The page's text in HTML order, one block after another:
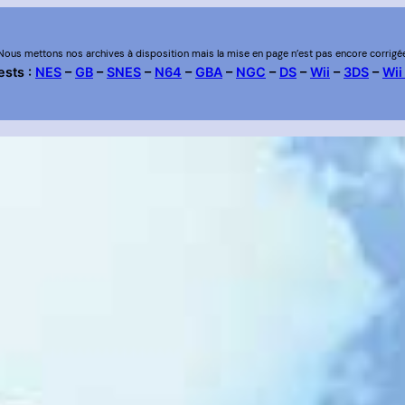
mettons nos archives à disposition mais la mise en page n’est pas encore
: NES–GB–SNES– N64 –GBA– NGC – DS–Wii – 3DS–Wii